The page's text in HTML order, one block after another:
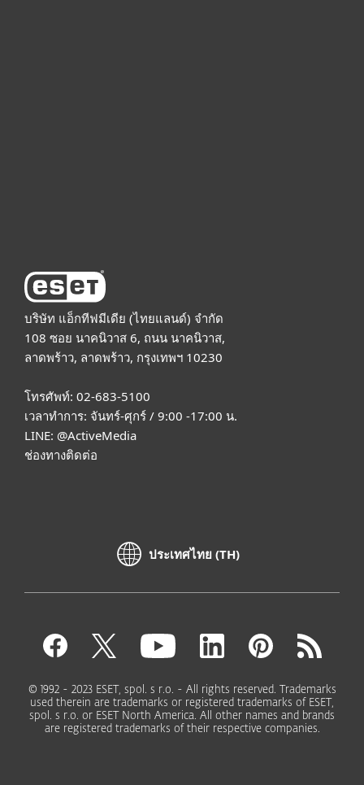
บริษัท แอ็กทีฟมีเดีย (ไทยแลนด์) จำกัด
108 ซอย นาคนิวาส 6, ถนน นาคนิวาส,
ลาดพร้าว, ลาดพร้าว, กรุงเทพฯ 10230
โทรศัพท์: 02-683-5100
เวลาทำการ: จันทร์-ศุกร์ / 9:00 -17:00 น.
LINE: @ActiveMedia
ช่องทางติดต่อ
ประเทศไทย (TH)
© 1992 - 2023 ESET, spol. s r.o. - All rights reserved. Trademarks
used therein are trademarks or registered trademarks of ESET,
spol. s r.o. or ESET North America. All other names and brands
are registered trademarks of their respective companies.